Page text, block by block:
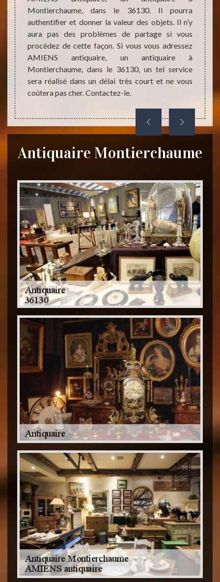
à
à
que
Montierchaume, dans le 36130. Il pourra
authentifier et donner la valeur des objets. Il n’y
aura pas des problèmes de partage si vous
procédez de cette façon. Si vous vous adressez
AMIENS antiquaire, un antiquaire à
Montierchaume, dans le 36130, un tel service
sera réalisé dans un délai très court et ne vous
coûtera pas cher. Contactez-le.
Antiquaire Montierchaume